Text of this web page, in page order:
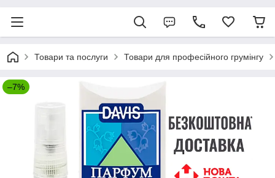
Товари та послуги Товари для професійного грумінгу
–7%